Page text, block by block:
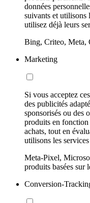
données
suivants et utilisons
utilisez déjà leurs
Bing, Criteo, Meta,
Marketing
Si vous acceptez
des publicités
sponsorisés ou des
produits en fonction
achats, tout en
utilisons les
Meta-Pixel,
produits basées sur
Conversion-